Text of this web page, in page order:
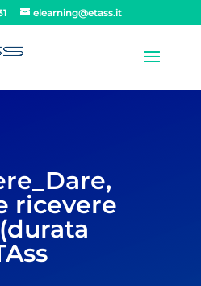
elearning@etass.it
ricevere